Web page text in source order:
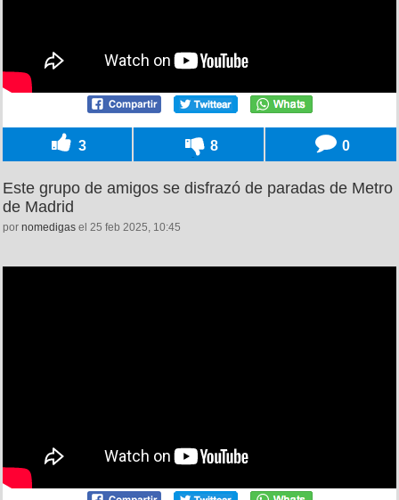
3 8 0
Este grupo de amigos se disfrazó de paradas de Metro
de Madrid
por nomedigas el 25 feb 2025, 10:45